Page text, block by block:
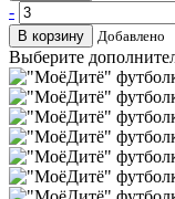
-
В корзину Добавлено
Выберите